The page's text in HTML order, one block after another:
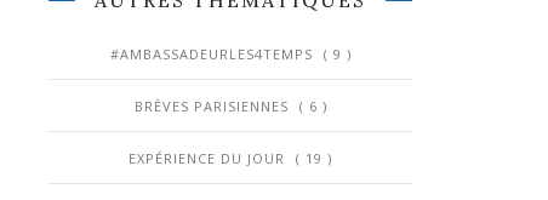
#AMBASSADEURLES4TEMPS ( 9 )
BRÈVES PARISIENNES ( 6 )
EXPÉRIENCE DU JOUR ( 19 )